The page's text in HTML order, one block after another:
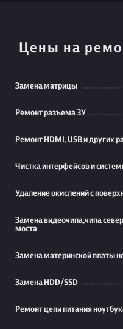
Цены на
Замена матрицы
Ремонт разъема ЗУ
Ремонт HDMI, USB и других
Чистка интерфейсов и
Удаление окислений с
Замена видеочипа,чипа
моста
Замена материнской платы
Замена HDD/SSD
Ремонт цепи питания